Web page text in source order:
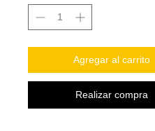
Agregar al carrito
Realizar compra